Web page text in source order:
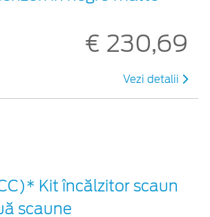
€ 230,69
Vezi detalii
Kit încălzitor scaun
scaune